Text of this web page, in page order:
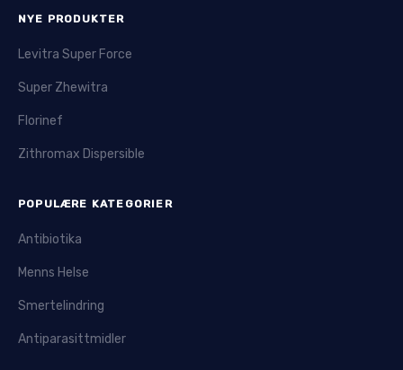
NYE PRODUKTER
Levitra Super Force
Super Zhewitra
Florinef
Zithromax Dispersible
POPULÆRE KATEGORIER
Antibiotika
Menns Helse
Smertelindring
Antiparasittmidler